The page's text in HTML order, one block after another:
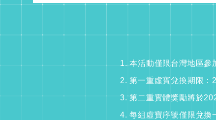
本活動僅限台灣地區參
第一重虛寶兌換期限：
第二重實體獎勵將於
每組虛寶序號僅限兌換